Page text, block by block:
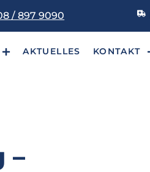
/ 897 9090
AKTUELLES KONTAKT
–